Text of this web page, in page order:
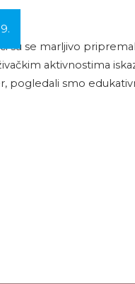
su se marljivo
aktivnostima
pogledali smo